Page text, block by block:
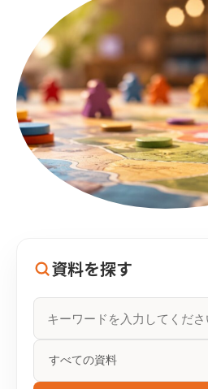
資料を探す